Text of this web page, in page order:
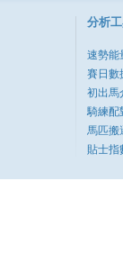
分析
速勢能
賽日數
初出馬
騎練配
馬匹搬
貼士指